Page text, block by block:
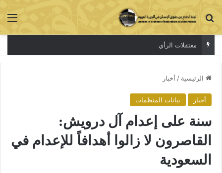
بحث عن
المحاكمات الصورية لاسكات الاصوات المستقلة
الرئيسية / أخبار
أخبار بيانات المنظمات
سنة على إعدام آل درويش:
القاصرون لا زالوا أهدافاً للإعدام في
السعودية